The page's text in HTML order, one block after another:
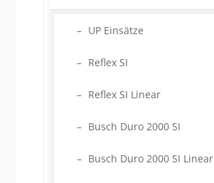
UP Einsätze
Reflex SI
Reflex SI Linear
Busch Duro 2000 SI
Busch Duro 2000 SI Linear